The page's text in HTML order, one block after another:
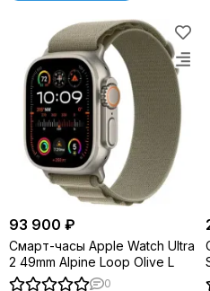
93 900 ₽
Смарт-часы Apple Watch Ultra
2 49mm Alpine Loop Olive L
0